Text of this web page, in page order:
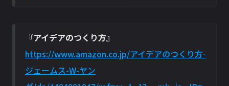
『アイデアのつくり方』
https://www.amazon.co.jp/アイデアのつくり方-
ジェームス-W-ヤン